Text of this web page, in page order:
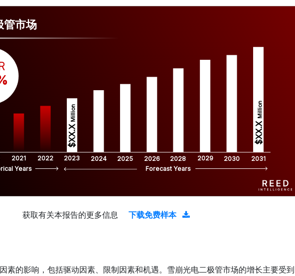
管市场
2021 2022 2023 2024 2025 2026 2028 2029 2030 2031
$XX.X
Million
$XX.X
Million
Years Forecast Years
获取有关本报告的更多信息 下载免费样本
素的影响，包括驱动因素、限制因素和机遇。雪崩光电二极管市场的增长主要受到